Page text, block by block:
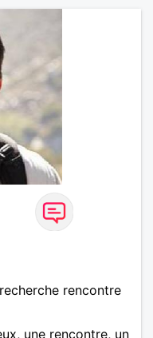
rencontre
une rencontre, un